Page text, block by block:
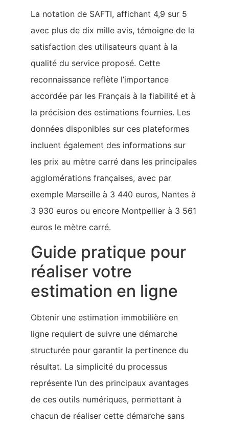
La notation de SAFTI, affichant 4,9 sur 5
avec plus de dix mille avis, témoigne de la
satisfaction des utilisateurs quant à la
qualité du service proposé. Cette
reconnaissance reflète l’importance
accordée par les Français à la fiabilité et à
la précision des estimations fournies. Les
données disponibles sur ces plateformes
incluent également des informations sur
les prix au mètre carré dans les principales
agglomérations françaises, avec par
exemple Marseille à 3 440 euros, Nantes à
3 930 euros ou encore Montpellier à 3 561
euros le mètre carré.
Guide pratique pour
réaliser votre
estimation en ligne
Obtenir une estimation immobilière en
ligne requiert de suivre une démarche
structurée pour garantir la pertinence du
résultat. La simplicité du processus
représente l’un des principaux avantages
de ces outils numériques, permettant à
chacun de réaliser cette démarche sans